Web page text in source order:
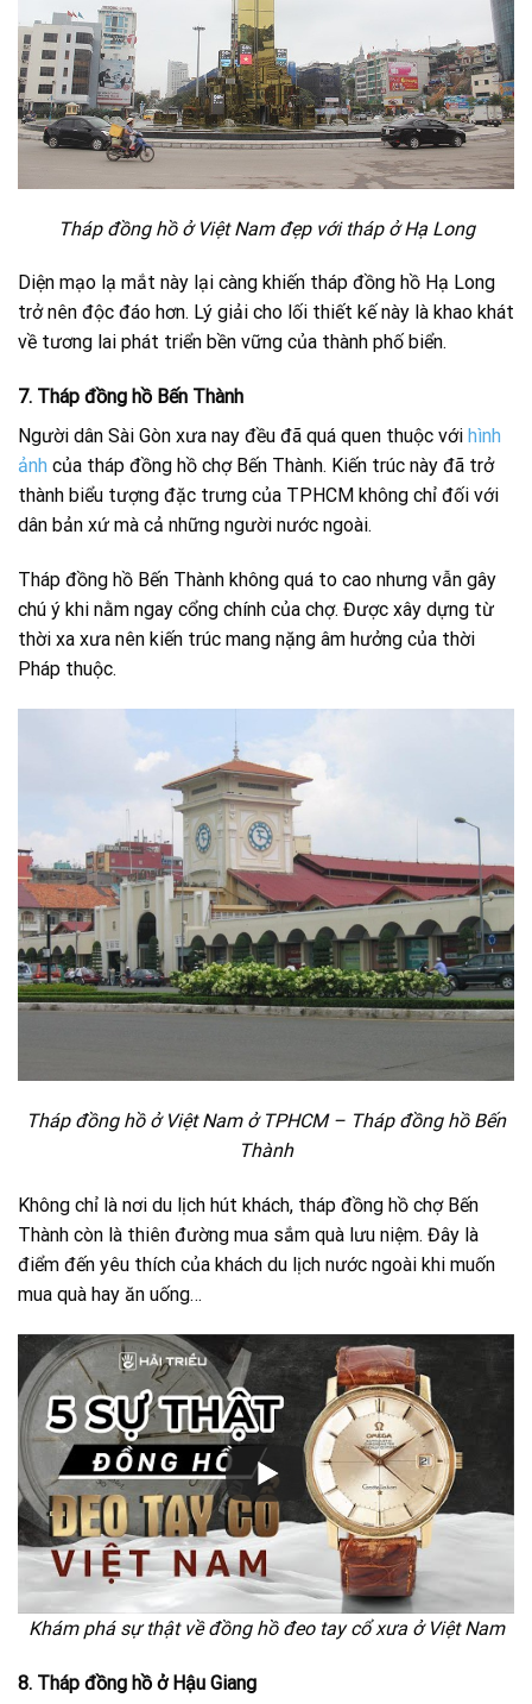
Tháp đồng hồ ở Việt Nam đẹp với tháp ở Hạ Long
Diện mạo lạ mắt này lại càng khiến tháp đồng hồ Hạ Long
trở nên độc đáo hơn. Lý giải cho lối thiết kế này là khao khát
về tương lai phát triển bền vững của thành phố biển.
7. Tháp đồng hồ Bến Thành
Người dân Sài Gòn xưa nay đều đã quá quen thuộc với hình
ảnh của tháp đồng hồ chợ Bến Thành. Kiến trúc này đã trở
thành biểu tượng đặc trưng của TPHCM không chỉ đối với
dân bản xứ mà cả những người nước ngoài.
Tháp đồng hồ Bến Thành không quá to cao nhưng vẫn gây
chú ý khi nằm ngay cổng chính của chợ. Được xây dựng từ
thời xa xưa nên kiến trúc mang nặng âm hưởng của thời
Pháp thuộc.
Tháp đồng hồ ở Việt Nam ở TPHCM – Tháp đồng hồ Bến
Thành
Không chỉ là nơi du lịch hút khách, tháp đồng hồ chợ Bến
Thành còn là thiên đường mua sắm quà lưu niệm. Đây là
điểm đến yêu thích của khách du lịch nước ngoài khi muốn
mua quà hay ăn uống…
Khám phá sự thật về đồng hồ đeo tay cổ xưa ở Việt Nam
8. Tháp đồng hồ ở Hậu Giang